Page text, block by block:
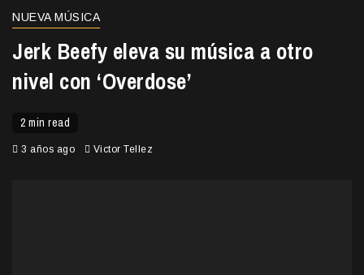
NUEVA MÚSICA
Jerk Beefy eleva su música a otro
nivel con ‘Overdose’
2 min read
3 años ago Victor Tellez